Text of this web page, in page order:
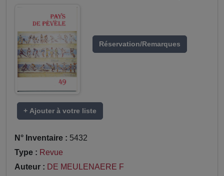
Réservation/Remarques
+ Ajouter à votre liste
N° Inventaire : 5432
Type : Revue
Auteur : DE MEULENAERE F